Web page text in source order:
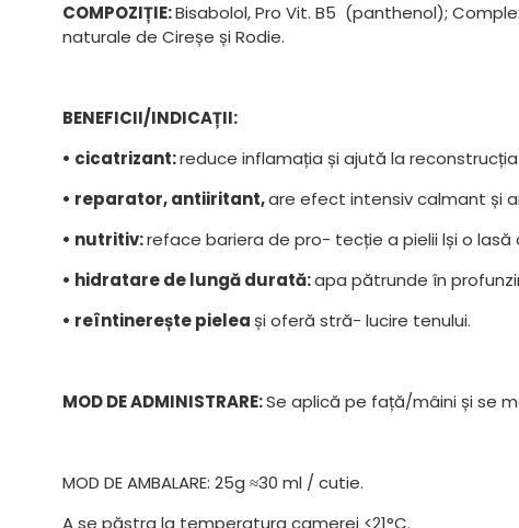
COMPOZIȚIE:Bisabolol, Pro Vit. B5 (panthenol);
naturale de Cireșe și Rodie.
BENEFICII/INDICAȚII:
• cicatrizant:reduce inflamația și ajută la
• reparator, antiiritant,are efect intensiv calmant și
• nutritiv:reface bariera de pro- tecție a pielii lși o
• hidratare de lungă durată:apa pătrunde în
• reîntinerește pielea și oferă stră- lucire tenului.
MOD DE ADMINISTRARE:Se aplică pe față/mâini și se
MOD DE AMBALARE: 25g ≈30 ml / cutie.
A se păstra la temperatura camerei <21°C.